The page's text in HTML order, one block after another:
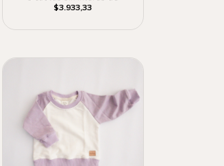
$3.933,33